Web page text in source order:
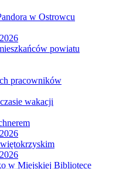
w Ostrowcu
powiatu
pracowników
wakacji
w Miejskiej Bibliotece